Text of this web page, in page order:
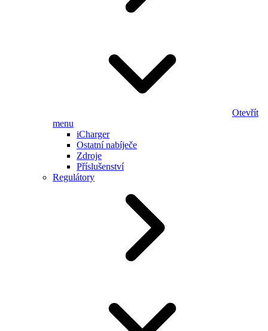
Otevřít
menu
iCharger
Ostatní nabíječe
Zdroje
Příslušenství
Regulátory